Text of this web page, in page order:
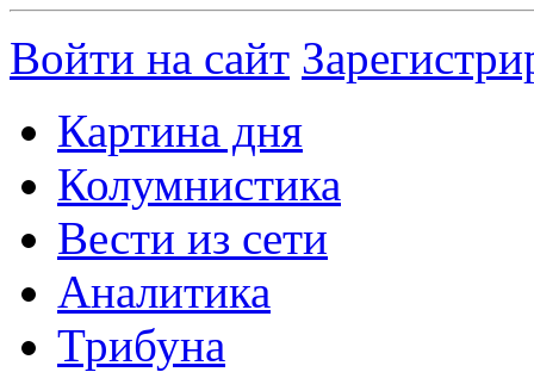
Войти на сайт
Картина дня
Колумнистика
Вести из сети
Аналитика
Трибуна